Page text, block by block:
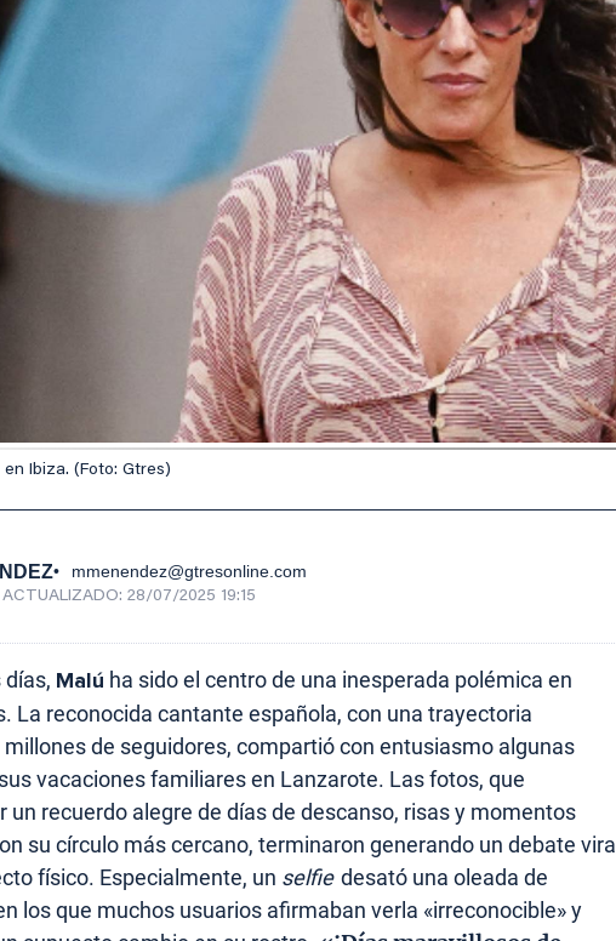
Ibiza. (Foto: Gtres)
mmenendez@gtresonline.com
ACTUALIZADO: 28/07/2025 19:15
días, Malú ha sido el centro de una inesperada polémica en
La reconocida cantante española, con una trayectoria
de seguidores, compartió con entusiasmo algunas
vacaciones familiares en Lanzarote. Las fotos, que
un recuerdo alegre de días de descanso, risas y momentos
su círculo más cercano, terminaron generando un debate viral
físico. Especialmente, un selfie desató una oleada de
los que muchos usuarios afirmaban verla «irreconocible» y